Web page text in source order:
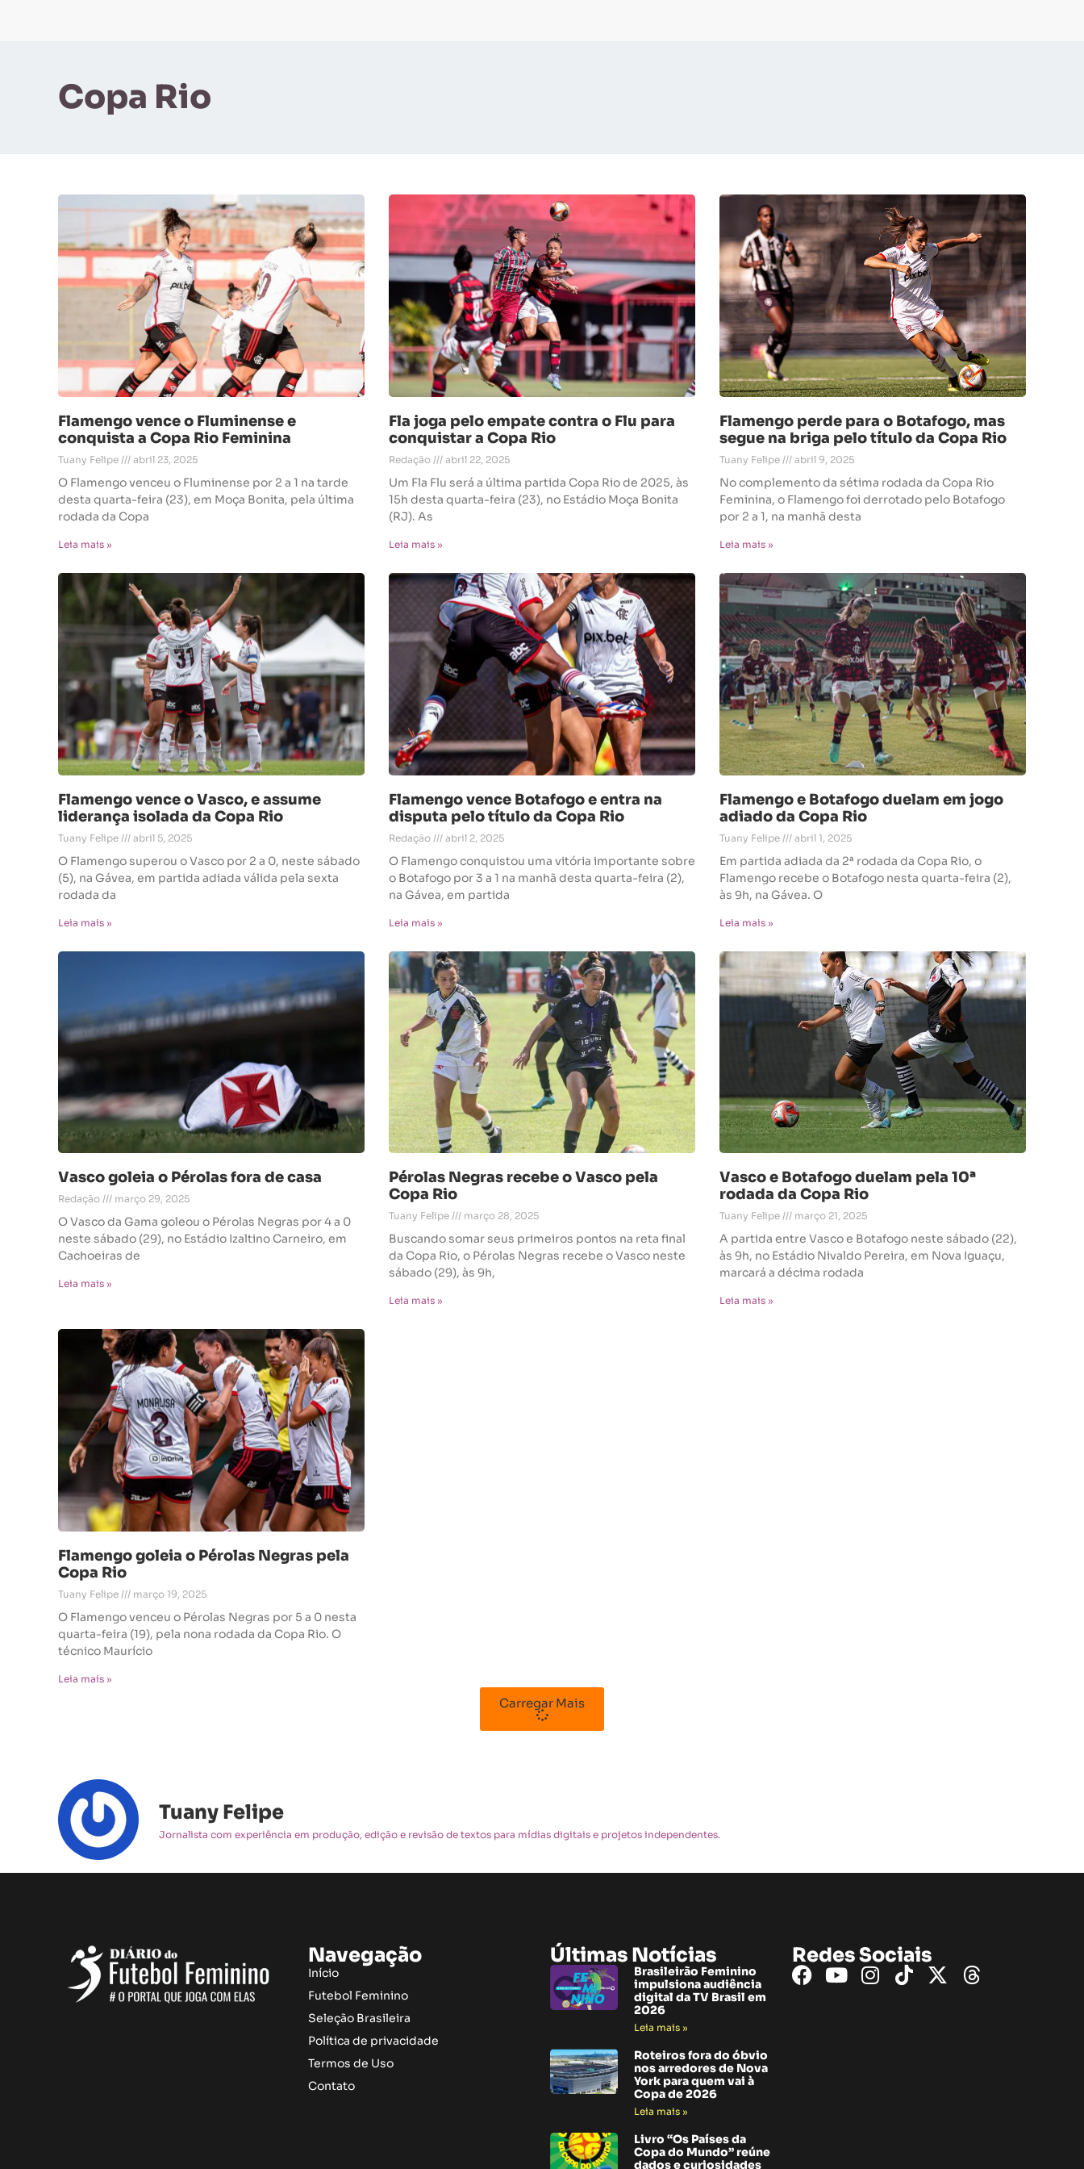
Copa Rio
Flamengo vence o Fluminense e
conquista a Copa Rio Feminina
Tuany Felipe abril 23, 2025
O Flamengo venceu o Fluminense por 2 a 1 na tarde
desta quarta-feira (23), em Moça Bonita, pela última
rodada da Copa
Leia mais »
Fla joga pelo empate contra o Flu para
conquistar a Copa Rio
Redação abril 22, 2025
Um Fla Flu será a última partida Copa Rio de 2025, às
15h desta quarta-feira (23), no Estádio Moça Bonita
(RJ). As
Leia mais »
Flamengo perde para o Botafogo, mas
segue na briga pelo título da Copa Rio
Tuany Felipe abril 9, 2025
No complemento da sétima rodada da Copa Rio
Feminina, o Flamengo foi derrotado pelo Botafogo
por 2 a 1, na manhã desta
Leia mais »
Flamengo vence o Vasco, e assume
liderança isolada da Copa Rio
Tuany Felipe abril 5, 2025
O Flamengo superou o Vasco por 2 a 0, neste sábado
(5), na Gávea, em partida adiada válida pela sexta
rodada da
Leia mais »
Flamengo vence Botafogo e entra na
disputa pelo título da Copa Rio
Redação abril 2, 2025
O Flamengo conquistou uma vitória importante sobre
o Botafogo por 3 a 1 na manhã desta quarta-feira (2),
na Gávea, em partida
Leia mais »
Flamengo e Botafogo duelam em jogo
adiado da Copa Rio
Tuany Felipe abril 1, 2025
Em partida adiada da 2ª rodada da Copa Rio, o
Flamengo recebe o Botafogo nesta quarta-feira (2),
às 9h, na Gávea. O
Leia mais »
Vasco goleia o Pérolas fora de casa
Redação março 29, 2025
O Vasco da Gama goleou o Pérolas Negras por 4 a 0
neste sábado (29), no Estádio Izaltino Carneiro, em
Cachoeiras de
Leia mais »
Pérolas Negras recebe o Vasco pela
Copa Rio
Tuany Felipe março 28, 2025
Buscando somar seus primeiros pontos na reta final
da Copa Rio, o Pérolas Negras recebe o Vasco neste
sábado (29), às 9h,
Leia mais »
Vasco e Botafogo duelam pela 10ª
rodada da Copa Rio
Tuany Felipe março 21, 2025
A partida entre Vasco e Botafogo neste sábado (22),
às 9h, no Estádio Nivaldo Pereira, em Nova Iguaçu,
marcará a décima rodada
Leia mais »
Flamengo goleia o Pérolas Negras pela
Copa Rio
Tuany Felipe março 19, 2025
O Flamengo venceu o Pérolas Negras por 5 a 0 nesta
quarta-feira (19), pela nona rodada da Copa Rio. O
técnico Maurício
Leia mais »
Carregar Mais
Tuany Felipe
Jornalista com experiência em produção, edição e revisão de textos para mídias digitais e projetos independentes.
Navegação
Início
Futebol Feminino
Seleção Brasileira
Política de privacidade
Termos de Uso
Contato
Últimas Notícias
Brasileirão Feminino
impulsiona audiência
digital da TV Brasil em
2026
Leia mais »
Roteiros fora do óbvio
nos arredores de Nova
York para quem vai à
Copa de 2026
Leia mais »
Livro “Os Países da
Copa do Mundo” reúne
dados e curiosidades
Redes Sociais